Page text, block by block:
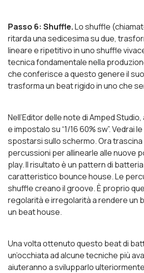
Passo 6: Shuffle.Lo shuffle
ritarda una sedicesima su due,
lineare e ripetitivo in uno shuffle
tecnica fondamentale nella
che conferisce a questo genere il
trasforma un beat rigido in uno che
Nell’Editor delle note di Amped Studio,
e impostalo su “1/16 60% sw”. Vedrai
spostarsi sullo schermo. Ora
percussioni per allinearle alle nuove
play. Il risultato è un pattern di
caratteristico bounce house. Le
shuffle creano il groove. È proprio
regolarità e irregolarità a rendere un
un beat house.
Una volta ottenuto questo beat di
un’occhiata ad alcune tecniche più
aiuteranno a svilupparlo